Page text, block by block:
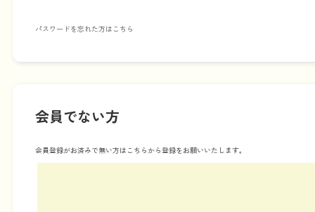
パスワードを忘れた方はこちら
会員でない方
会員登録がお済みで無い方はこちらから登録をお願いいたします。